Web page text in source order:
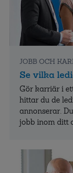
JOBB OCH
Se vilka
Gör karriär i
hittar du de
annonserar.
jobb inom ditt